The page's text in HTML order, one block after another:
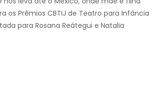
Prêmios CBTIJ de Teatro para Infância
para Rosana Reátegui e Natalia